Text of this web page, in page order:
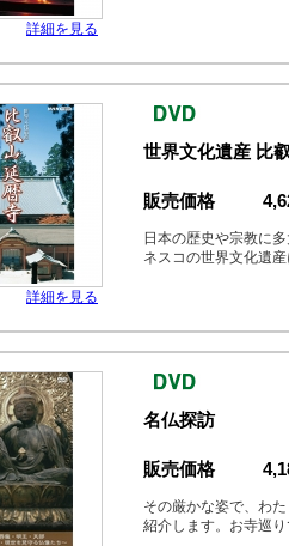
詳細を見る
詳細を見る
世界文化遺産 比
販売価格
日本の歴史や宗教に
ネスコの世界文化遺
名仏探訪
販売価格
その厳かな姿で、わ
紹介します。お寺巡